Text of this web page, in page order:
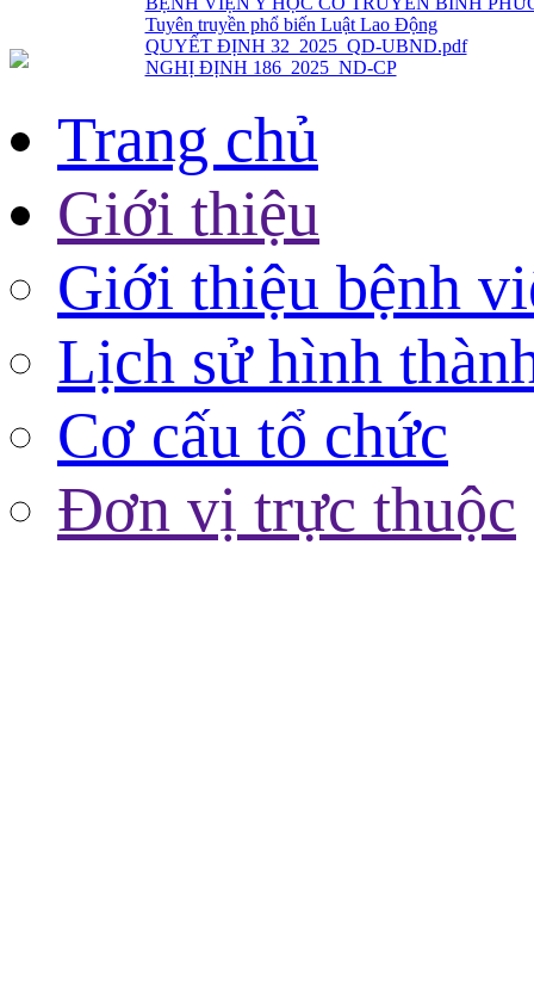
Trang chủ
Giới thiệu
Giới thiệu bệnh
Lịch sử hình
Cơ cấu tổ chức
Đơn vị trực thuộc
NGHỊ ĐỊNH 186_2025_ND-CP